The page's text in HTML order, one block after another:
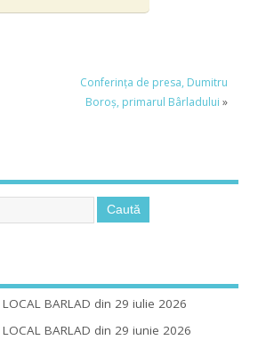
Conferința de presa, Dumitru
Boroș, primarul Bârladului »
LOCAL BARLAD din 29 iulie 2026
LOCAL BARLAD din 29 iunie 2026